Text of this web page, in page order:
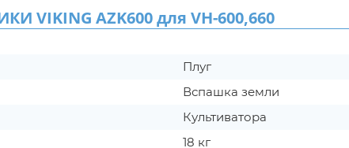
VIKING AZK600 для VH-600,660
Плуг
Вспашка земли
Культиватора
18 кг